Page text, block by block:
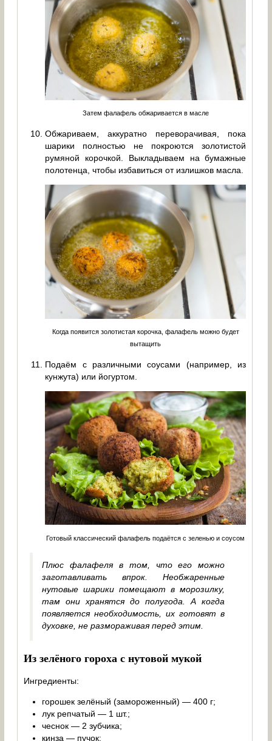
Затем фалафель обжаривается в масле
Обжариваем, аккуратно переворачивая, пока
шарики полностью не покроются золотистой
румяной корочкой. Выкладываем на бумажные
полотенца, чтобы избавиться от излишков масла.
Когда появится золотистая корочка, фалафель можно будет
вытащить
Подаём с различными соусами (например, из
кунжута) или йогуртом.
Готовый классический фалафель подаётся с зеленью и соусом
Плюс фалафеля в том, что его можно
заготавливать впрок. Необжаренные
нутовые шарики помещают в морозилку,
там они хранятся до полугода. А когда
появляется необходимость, их готовят в
духовке, не размораживая перед этим.
Из зелёного гороха с нутовой мукой
Ингредиенты:
горошек зелёный (замороженный) — 400 г;
лук репчатый — 1 шт.;
чеснок — 2 зубчика;
кинза — пучок;